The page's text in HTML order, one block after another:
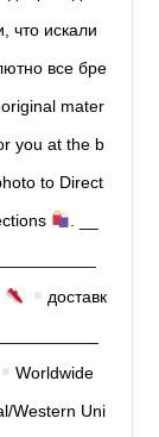
что искали
все бре
mater
you at the b
to Direct
доставк
Worldwide
Western Uni